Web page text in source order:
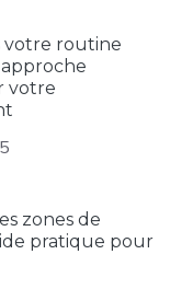
votre routine
votre
zones de
pratique pour